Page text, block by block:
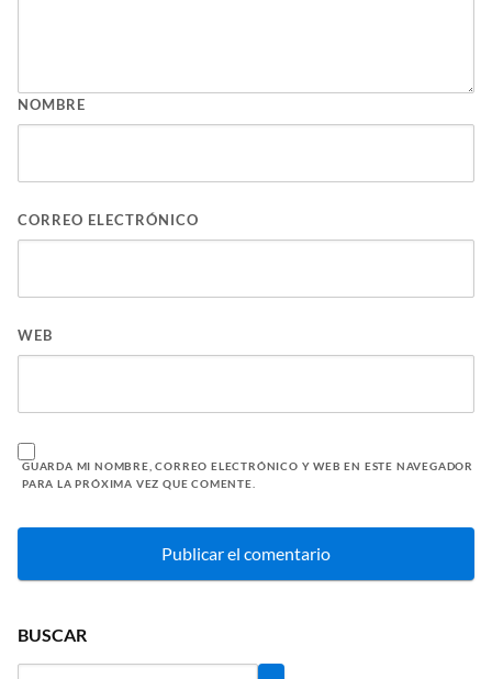
NOMBRE
CORREO ELECTRÓNICO
WEB
GUARDA MI NOMBRE, CORREO ELECTRÓNICO Y WEB EN ESTE NAVEGADOR
PARA LA PRÓXIMA VEZ QUE COMENTE.
BUSCAR